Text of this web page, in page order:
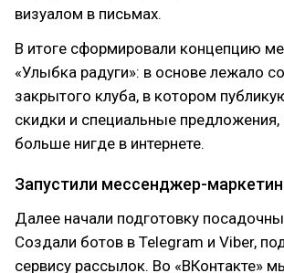
визуалом в письмах.
В итоге сформировали концепцию
«Улыбка радуги»: в основе лежало
закрытого клуба, в котором
скидки и специальные предложения,
больше нигде в интернете.
Запустили мессенджер-
Далее начали подготовку
Создали ботов в Telegram и Viber,
сервису рассылок. Во «ВКонтакте»